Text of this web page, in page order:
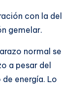
con la del
gemelar.
normal se
a pesar del
energía. Lo